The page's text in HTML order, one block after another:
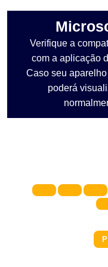
Verifique a
com a aplicação
Caso seu
poderá